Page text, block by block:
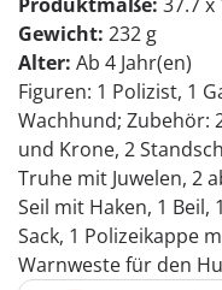
Produktmaße: 37.7 x
Gewicht: 232 g
Alter: Ab 4 Jahr(en)
Figuren: 1 Polizist, 1
Wachhund; Zubehör:
und Krone, 2
Truhe mit Juwelen, 2
Seil mit Haken, 1 Beil,
Sack, 1 Polizeikappe
Warnweste für den